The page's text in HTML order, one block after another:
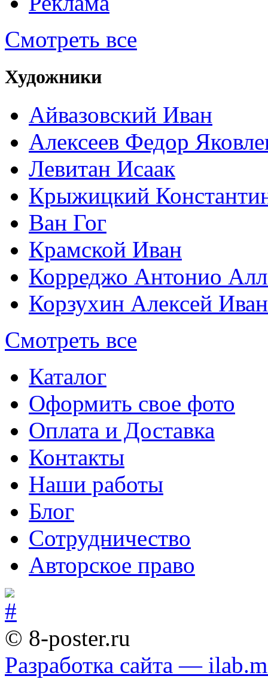
Смотреть все
Художники
Айвазовский Иван
Алексеев Федор
Левитан Исаак
Крыжицкий
Ван Гог
Крамской Иван
Корреджо Антонио
Корзухин Алексей
Смотреть все
Каталог
Оформить свое фото
Оплата и Доставка
Контакты
Наши работы
Блог
Сотрудничество
Авторское право
© 8-poster.ru
Разработка сайта —